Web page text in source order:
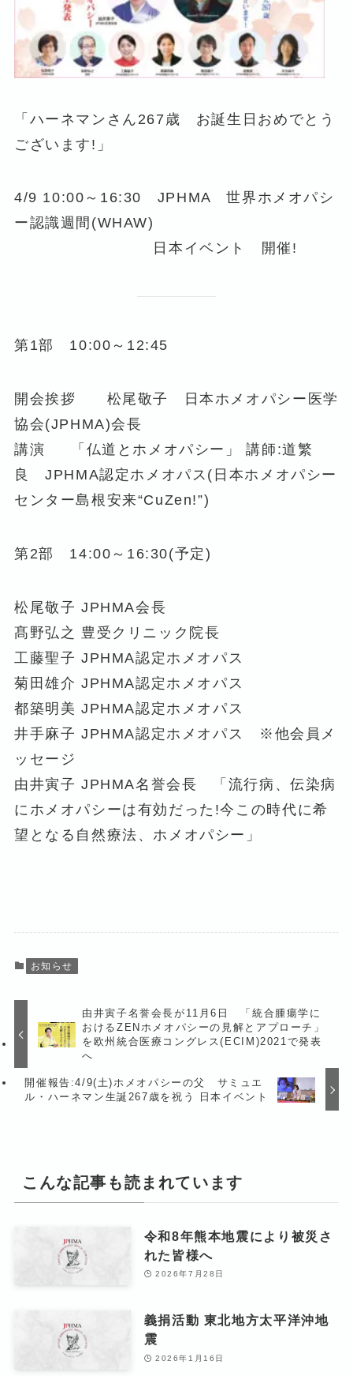
「ハーネマンさん267歳 お誕生日おめでとう
ございます!」
4/9 10:00～16:30 JPHMA 世界ホメオパシ
ー認識週間(WHAW)
日本イベント 開催!
第1部 10:00～12:45
開会挨拶 松尾敬子 日本ホメオパシー医学
協会(JPHMA)会長
講演 「仏道とホメオパシー」 講師:道繁
良 JPHMA認定ホメオパス(日本ホメオパシー
センター島根安来“CuZen!”)
第2部 14:00～16:30(予定)
松尾敬子 JPHMA会長
髙野弘之 豊受クリニック院長
工藤聖子 JPHMA認定ホメオパス
菊田雄介 JPHMA認定ホメオパス
都築明美 JPHMA認定ホメオパス
井手麻子 JPHMA認定ホメオパス ※他会員メ
ッセージ
由井寅子 JPHMA名誉会長 「流行病、伝染病
にホメオパシーは有効だった!今この時代に希
望となる自然療法、ホメオパシー」
お知らせ
由井寅子名誉会長が11月6日 「統合腫瘍学に
おけるZENホメオパシーの見解とアプローチ」
を欧州統合医療コングレス(ECIM)2021で発表
へ
開催報告:4/9(土)ホメオパシーの父 サミュエ
ル・ハーネマン生誕267歳を祝う 日本イベント
こんな記事も読まれています
令和8年熊本地震により被災さ
れた皆様へ
2026年7月28日
義捐活動 東北地方太平洋沖地
震
2026年1月16日